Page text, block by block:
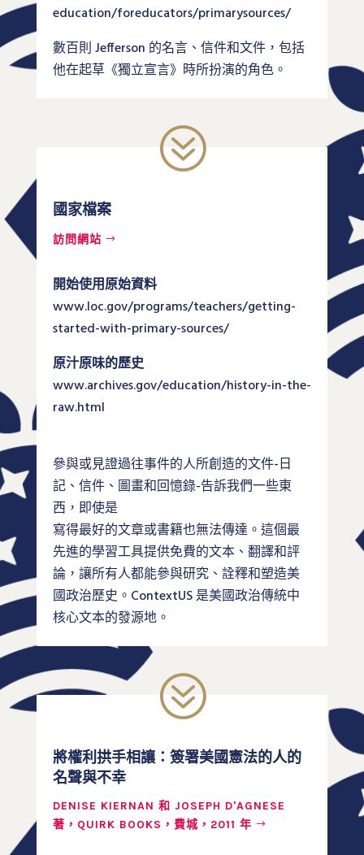
education/foreducators/primarysources/
數百則 Jefferson 的名言、信件和文件，包括
他在起草《獨立宣言》時所扮演的角色。
?
國家檔案
訪問網站
開始使用原始資料
www.loc.gov/programs/teachers/getting-
started-with-primary-sources/
原汁原味的歷史
www.archives.gov/education/history-in-the-
raw.html
參與或見證過往事件的人所創造的文件-日
記、信件、圖畫和回憶錄-告訴我們一些東
西，即使是
寫得最好的文章或書籍也無法傳達。這個最
先進的學習工具提供免費的文本、翻譯和評
論，讓所有人都能參與研究、詮釋和塑造美
國政治歷史。ContextUS 是美國政治傳統中
核心文本的發源地。
?
將權利拱手相讓：簽署美國憲法的人的
名聲與不幸
DENISE KIERNAN 和 JOSEPH D'AGNESE
著，QUIRK BOOKS，費城，2011 年